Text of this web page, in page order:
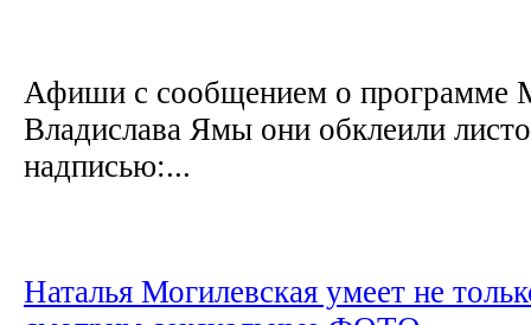
Афиши с сообщением о программе
Владислава Ямы они обклеили
надписью:...
Наталья Могилевская умеет не